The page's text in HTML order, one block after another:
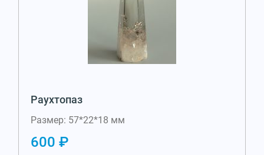
Раухтопаз
Размер: 57*22*18 мм
600 ₽